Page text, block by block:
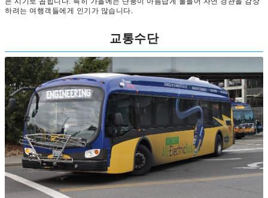
하려는 여행객들에게 인기가 많습니다.
교통수단